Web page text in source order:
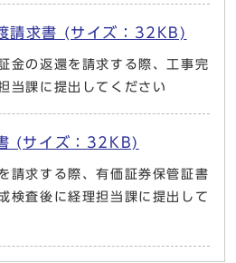
請求書 (サイズ：32KB)
金の返還を請求する際、工事完
当課に提出してください
(サイズ：32KB)
請求する際、有価証券保管証書
検査後に経理担当課に提出して